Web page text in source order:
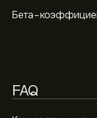
Бета-
FAQ
41.25B‎kr‎